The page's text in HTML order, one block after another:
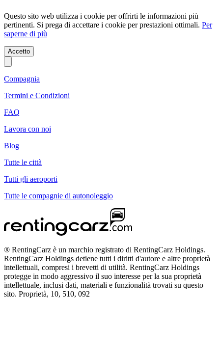
Questo sito web utilizza i cookie per offrirti le informazioni più
pertinenti. Si prega di accettare i cookie per prestazioni ottimali. Per
saperne di più
Accetto
Compagnia
Termini e Condizioni
FAQ
Lavora con noi
Blog
Tutte le città
Tutti gli aeroporti
Tutte le compagnie di autonoleggio
® RentingCarz è un marchio registrato di RentingCarz Holdings.
RentingCarz Holdings detiene tutti i diritti d'autore e altre proprietà
intellettuali, compresi i brevetti di utilità. RentingCarz Holdings
protegge in modo aggressivo il suo interesse per la sua proprietà
intellettuale, inclusi dati, materiali e funzionalità trovati su questo
sito. Proprietà, 10, 510, 092